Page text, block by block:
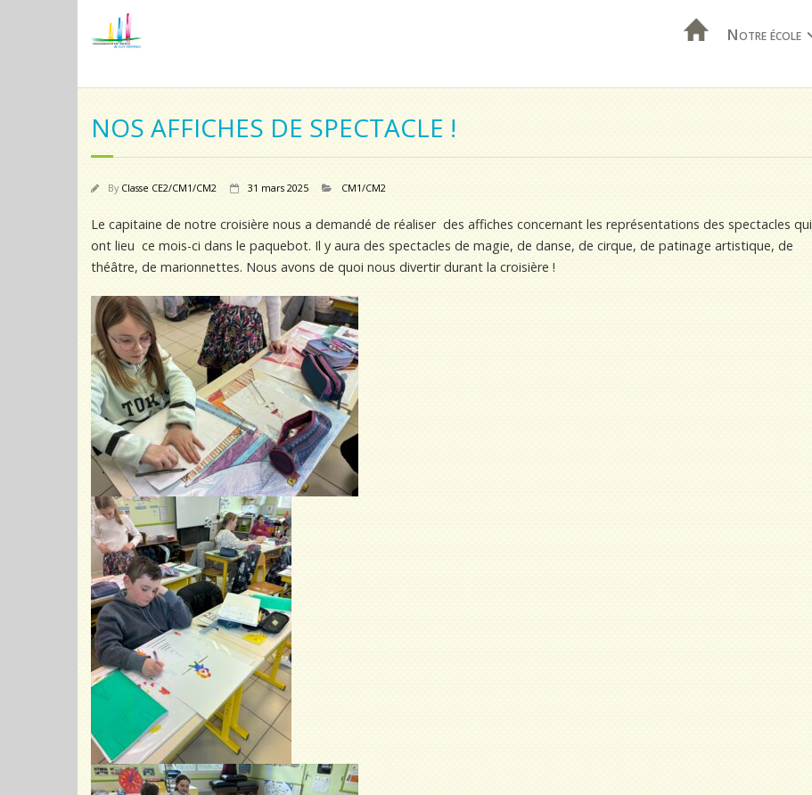
Notre école
NOS AFFICHES DE SPECTACLE !
By Classe CE2/CM1/CM2 31 mars 2025 CM1/CM2
Le capitaine de notre croisière nous a demandé de réaliser des affiches concernant les représentations des spectacles qui
ont lieu ce mois-ci dans le paquebot. Il y aura des spectacles de magie, de danse, de cirque, de patinage artistique, de
théâtre, de marionnettes. Nous avons de quoi nous divertir durant la croisière !